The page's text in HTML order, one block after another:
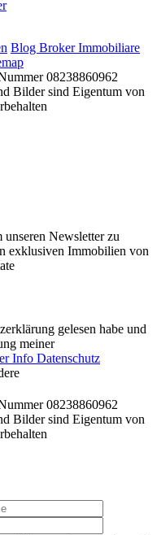
Blog Broker Immobiliare
08238860962
Bilder sind Eigentum von
Newsletter zu
exklusiven Immobilien von
gelesen habe und
meiner
Info Datenschutz
08238860962
Bilder sind Eigentum von